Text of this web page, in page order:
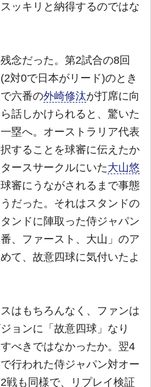
ッキリと納得するのではな
念だった。第2試合の8回
対0で日本がリード)のとき
六番の外崎修汰が打席に向
話しかけられると、驚いた
塁へ。オーストラリア代表
することを球審に伝えたか
ースサークルにいた大山悠
審にうながされるまで事態
だった。それはスタンドの
ンドに陣取った侍ジャパン
、ファースト、大山」のア
て、故意四球に気付いたよ
はもちろんなく、ファンは
ョンに「故意四球」なり
べきではなかったか。翌4
行われた侍ジャパン対オー
戦も同様で、リプレイ検証